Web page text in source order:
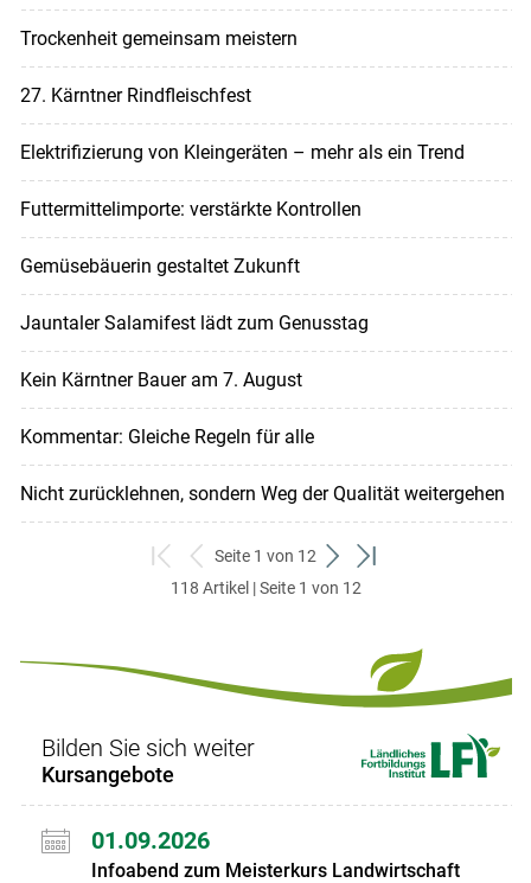
Trockenheit gemeinsam meistern
27. Kärntner Rindfleischfest
Elektrifizierung von Kleingeräten – mehr als ein Trend
Futtermittelimporte: verstärkte Kontrollen
Gemüsebäuerin gestaltet Zukunft
Jauntaler Salamifest lädt zum Genusstag
Kein Kärntner Bauer am 7. August
Kommentar: Gleiche Regeln für alle
Nicht zurücklehnen, sondern Weg der Qualität weitergehen
zum
ersten
zurück
zum
Seite 1 von 12
weiter
zum
zum
118 Artikel | Seite 1 von 12
Bilden Sie sich weiter
Kursangebote
01.09.2026
Infoabend zum Meisterkurs Landwirtschaft